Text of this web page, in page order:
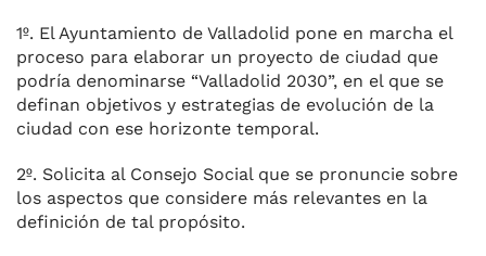
1º. El Ayuntamiento de Valladolid pone en marcha el
proceso para elaborar un proyecto de ciudad que
podría denominarse “Valladolid 2030”, en el que se
definan objetivos y estrategias de evolución de la
ciudad con ese horizonte temporal.
2º. Solicita al Consejo Social que se pronuncie sobre
los aspectos que considere más relevantes en la
definición de tal propósito.